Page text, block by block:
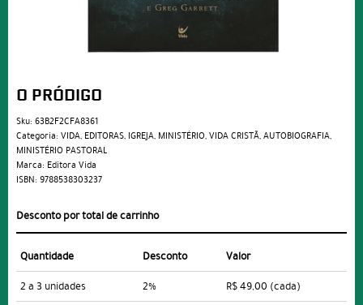
O PRÓDIGO
Sku: 63B2F2CFA8361
Categoria: VIDA, EDITORAS, IGREJA, MINISTÉRIO,VIDA CRISTÃ,AUTOBIOGRAFIA,
MINISTÉRIO PASTORAL
Marca: Editora Vida
ISBN: 9788538303237
Desconto por total de carrinho
Quantidade Desconto
Valor
2 a 3 unidades
2% R$ 49,00 (cada)